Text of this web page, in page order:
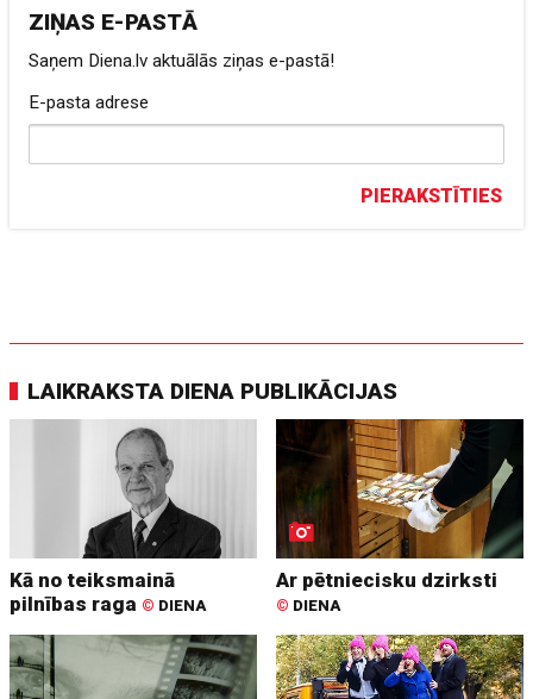
ZIŅAS E-PASTĀ
Saņem Diena.lv aktuālās ziņas e-pastā!
E-pasta adrese
PIERAKSTĪTIES
LAIKRAKSTA DIENA PUBLIKĀCIJAS
Kā no teiksmainā
pilnības raga © DIENA
Ar pētniecisku dzirksti
© DIENA